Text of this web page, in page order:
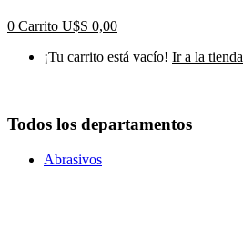
0 Carrito U$S 0,00
¡Tu carrito está vacío! Ir a la tienda
Todos los departamentos
Abrasivos